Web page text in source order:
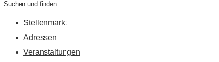
Suchen und finden
Stellenmarkt
Adressen
Veranstaltungen